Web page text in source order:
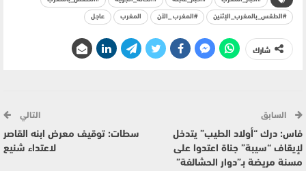
#الطقس_بالمغرب_الإثنين #المغرب _الآن المغرب عاجل
شارك
السابق
فاس: درك “أولاد الطيب” يتدخل
لإيقاف “سيبة” جناة اعتدوا على
مسنة مريضة بـ”دوار الحشالفة”
التالي
سطات: توقيف معرض ابنه القاصر
لاعتداء شنيع